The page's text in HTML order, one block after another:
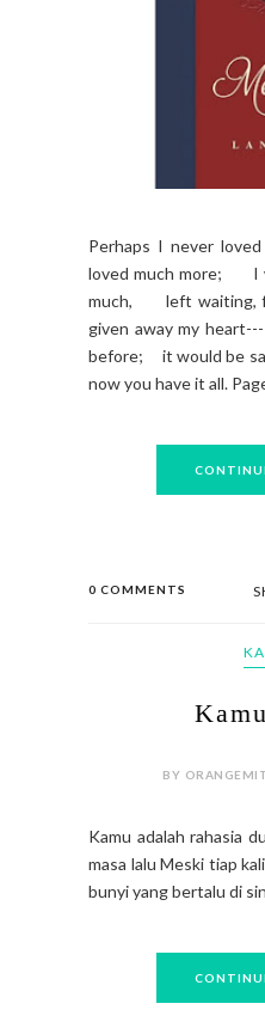
Perhaps I never
loved much more; I
much, left waiting,
given away my
before; it would be
now you have it all.
0 COMMENTS
BY
Kamu adalah rahasia
masa lalu Meski tiap
bunyi yang bertalu di